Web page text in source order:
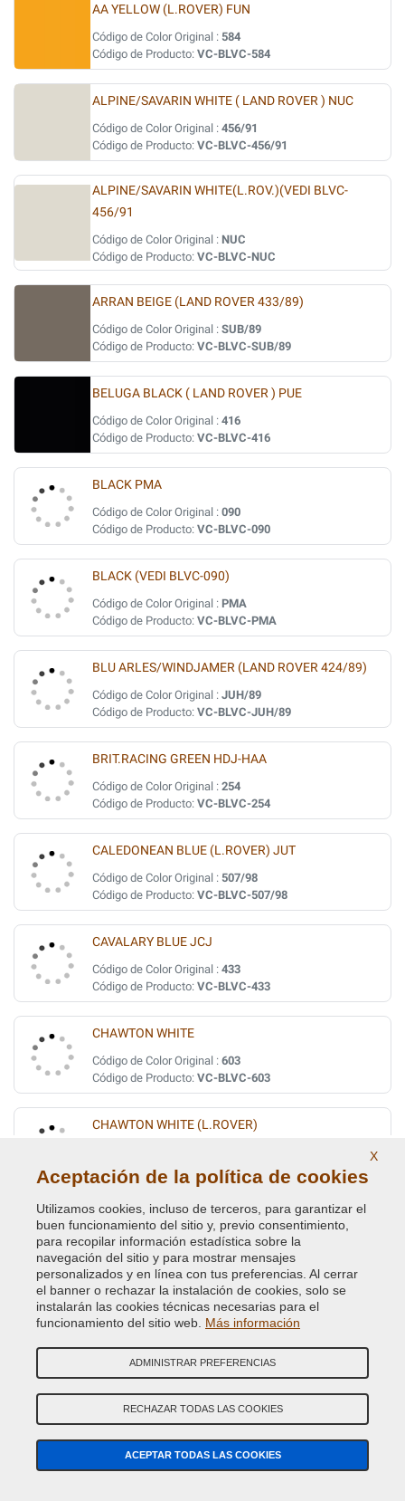
AA YELLOW (L.ROVER) FUN
Código de Color Original : 584
Código de Producto: VC-BLVC-584
ALPINE/SAVARIN WHITE ( LAND ROVER ) NUC
Código de Color Original : 456/91
Código de Producto: VC-BLVC-456/91
ALPINE/SAVARIN WHITE(L.ROV.)(VEDI BLVC-
456/91
Código de Color Original : NUC
Código de Producto: VC-BLVC-NUC
ARRAN BEIGE (LAND ROVER 433/89)
Código de Color Original : SUB/89
Código de Producto: VC-BLVC-SUB/89
BELUGA BLACK ( LAND ROVER ) PUE
Código de Color Original : 416
Código de Producto: VC-BLVC-416
BLACK PMA
Código de Color Original : 090
Código de Producto: VC-BLVC-090
BLACK (VEDI BLVC-090)
Código de Color Original : PMA
Código de Producto: VC-BLVC-PMA
BLU ARLES/WINDJAMER (LAND ROVER 424/89)
Código de Color Original : JUH/89
Código de Producto: VC-BLVC-JUH/89
BRIT.RACING GREEN HDJ-HAA
Código de Color Original : 254
Código de Producto: VC-BLVC-254
CALEDONEAN BLUE (L.ROVER) JUT
Código de Color Original : 507/98
Código de Producto: VC-BLVC-507/98
CAVALARY BLUE JCJ
Código de Color Original : 433
Código de Producto: VC-BLVC-433
CHAWTON WHITE
Código de Color Original : 603
Código de Producto: VC-BLVC-603
CHAWTON WHITE (L.ROVER)
Código de Producto:
VC-BLVC-NAL
CHAWTON WHITE (VEDI BLVC NAL)
Código de Color Original :1218
Código de Producto:VC-BLVC-1218
CONISTON GREEN HYJ
Código de Producto:VC-BLVC-637/97
CRANBERRY RED (VEDI BLVC- 898)
Código de Color Original :COS
Código de Producto:VC-BLVC-COS
X
Aceptación de la política de cookies
Utilizamos cookies, incluso de terceros, para garantizar el
buen funcionamiento del sitio y, previo consentimiento,
para recopilar información estadística sobre la
navegación del sitio y para mostrar mensajes
personalizados y en línea con tus preferencias. Al cerrar
el banner o rechazar la instalación de cookies, solo se
instalarán las cookies técnicas necesarias para el
funcionamiento del sitio web. Más información
ADMINISTRAR PREFERENCIAS
RECHAZAR TODAS LAS COOKIES
ACEPTAR TODAS LAS COOKIES